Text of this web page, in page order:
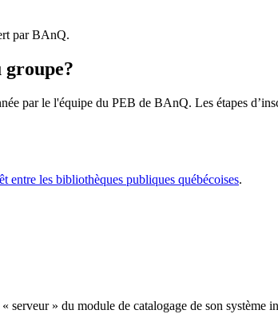
par BAnQ.
groupe?
par le l'équipe du PEB de BAnQ. Les étapes
entre les bibliothèques publiques québécoises.
» du module de catalogage de son système